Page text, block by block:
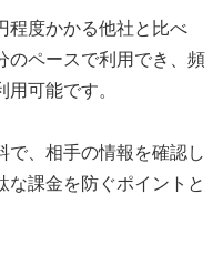
程度かかる他社と比べ
のペースで利用でき、頻
可能です。
で、相手の情報を確認し
な課金を防ぐポイントと